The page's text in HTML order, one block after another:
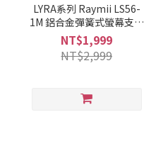
LYRA系列 Raymii LS56-
1M 鋁合金彈簧式螢幕支架
螢幕架
NT$1,999
NT$2,999